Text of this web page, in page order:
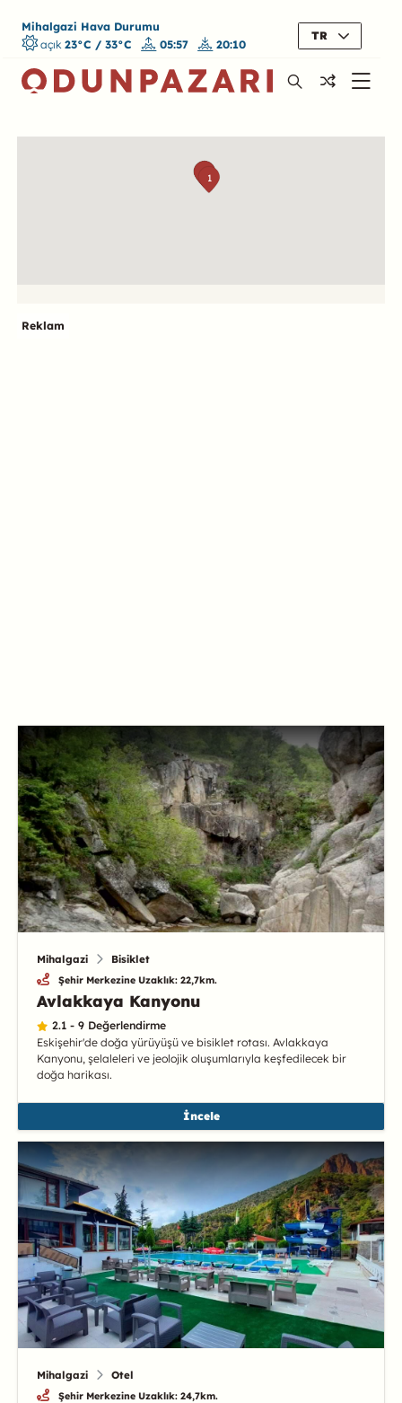
Mihalgazi Hava Durumu
açık 23°C / 33°C 05:57 20:10
TR
1
Reklam
Mihalgazi Bisiklet
Şehir Merkezine Uzaklık: 22,7km.
Avlakkaya Kanyonu
2.1 - 9 Değerlendirme
Eskişehir'de doğa yürüyüşü ve bisiklet rotası. Avlakkaya
Kanyonu, şelaleleri ve jeolojik oluşumlarıyla keşfedilecek bir
doğa harikası.
İncele
Mihalgazi Otel
Şehir Merkezine Uzaklık: 24,7km.